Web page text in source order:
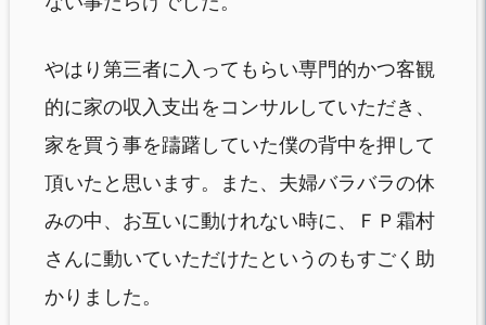
やはり第三者に入ってもらい専門的かつ客観
的に家の収入支出をコンサルしていただき、
家を買う事を躊躇していた僕の背中を押して
頂いたと思います。また、夫婦バラバラの休
みの中、お互いに動けれない時に、ＦＰ霜村
さんに動いていただけたというのもすごく助
かりました。